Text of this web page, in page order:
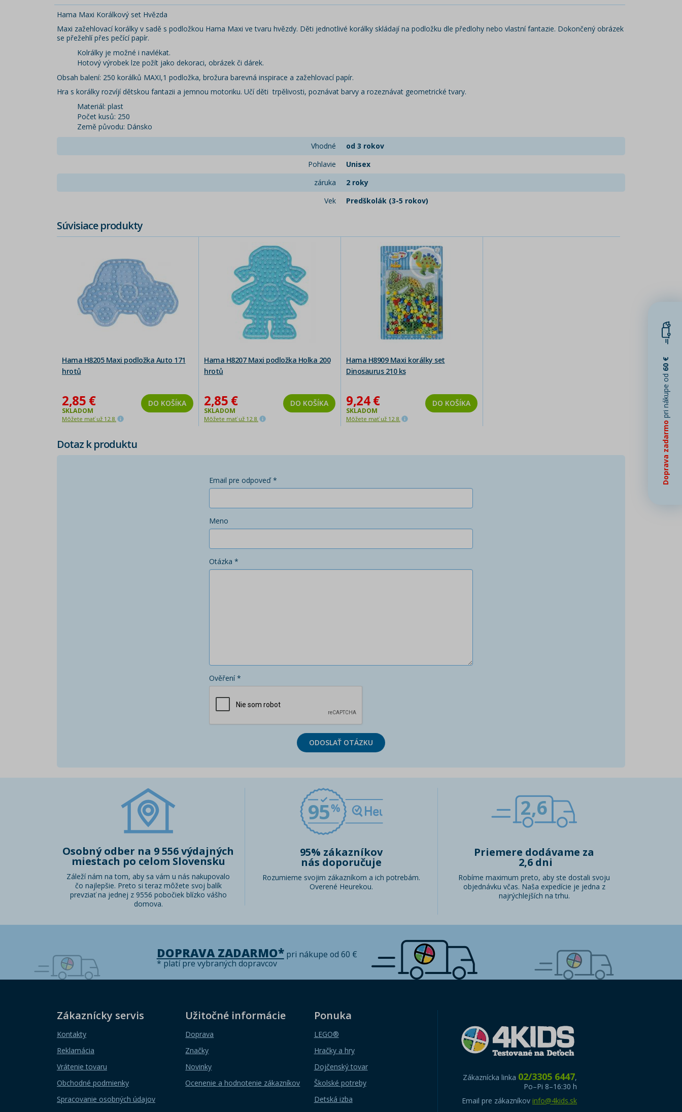
Hama Maxi Korálkový set Hvězda
Maxi zažehlovací korálky v sadě s podložkou Hama Maxi ve tvaru hvězdy. Děti jednotlivé korálky skládají na podložku dle předlohy nebo vlastní fantazie. Dokončený obrázek
se přežehlí přes pečící papír.
Kolrálky je možné i navlékat.
Hotový výrobek lze požít jako dekoraci, obrázek či dárek.
Obsah balení: 250 korálků MAXI,1 podložka, brožura barevná inspirace a zažehlovací papír.
Hra s korálky rozvíjí dětskou fantazii a jemnou motoriku. Učí děti trpělivosti, poznávat barvy a rozeznávat geometrické tvary.
Materiál: plast
Počet kusů: 250
Země původu: Dánsko
Vhodné
od 3 rokov
Pohlavie
Unisex
záruka
2 roky
Vek
Predškolák (3-5 rokov)
Súvisiace produkty
Hama H8205 Maxi podložka Auto 171
hrotů
2,85 €
SKLADOM
Môžete mať už 12.8.
DO KOŠÍKA
Hama H8207 Maxi podložka Holka 200
hrotů
2,85 €
SKLADOM
Môžete mať už 12.8.
DO KOŠÍKA
Hama H8909 Maxi korálky set
Dinosaurus 210 ks
9,24 €
SKLADOM
Môžete mať už 12.8.
DO KOŠÍKA
Dotaz k produktu
Email pre odpoveď *
Meno
Otázka *
Ověření *
ODOSLAŤ OTÁZKU
Osobný odber na 9 556 výdajných
miestach po celom Slovensku
Záleží nám na tom, aby sa vám u nás nakupovalo
čo najlepšie. Preto si teraz môžete svoj balík
prevziať na jednej z 9556 pobočiek blízko vášho
domova.
95
95% zákazníkov
nás doporučuje
Rozumieme svojim zákazníkom a ich potrebám.
Overené Heurekou.
2,6
Priemere dodávame za
2,6 dni
Robíme maximum preto, aby ste dostali svoju
objednávku včas. Naša expedície je jedna z
najrýchlejších na trhu.
DOPRAVA ZADARMO*pri nákupe od 60 €
* platí pre vybraných dopravcov
Zákaznícky servis
Kontakty
Reklamácia
Vrátenie tovaru
Obchodné podmienky
Spracovanie osobných údajov
Užitočné informácie
Doprava
Značky
Novinky
Ocenenie a hodnotenie zákazníkov
Ponuka
LEGO®
Hračky a hry
Dojčenský tovar
Školské potreby
Detská izba
Zákaznícka linka 02/3305 6447,
Po–Pi 8–16:30 h
Email pre zákazníkov info@4kids.sk
Doprava zadarmo
pri nákupe od
60 €